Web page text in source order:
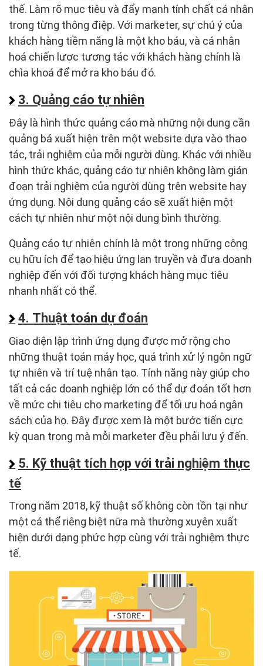
thế. Làm rõ mục tiêu và đẩy mạnh tính chất cá nhân
trong từng thông điệp. Với marketer, sự chú ý của
khách hàng tiềm năng là một kho báu, và cá nhân
hoá chiến lược tương tác với khách hàng chính là
chìa khoá để mở ra kho báu đó.
3. Quảng cáo tự nhiên
Đây là hình thức quảng cáo mà những nội dung cần
quảng bá xuất hiện trên một website dựa vào thao
tác, trải nghiệm của mỗi người dùng. Khác với nhiều
hình thức khác, quảng cáo tự nhiên không làm gián
đoạn trải nghiệm của người dùng trên website hay
ứng dụng. Nội dung quảng cáo sẽ xuất hiện một
cách tự nhiên như một nội dung bình thường.
Quảng cáo tự nhiên chính là một trong những công
cụ hữu ích để tạo hiệu ứng lan truyền và đưa doanh
nghiệp đến với đối tượng khách hàng mục tiêu
nhanh nhất có thể.
4. Thuật toán dự đoán
Giao diện lập trình ứng dụng được mở rộng cho
những thuật toán máy học, quá trình xử lý ngôn ngữ
tự nhiên và trí tuệ nhân tạo. Tính năng này giúp cho
tất cả các doanh nghiệp lớn có thể dự đoán tốt hơn
về mức chi tiêu cho marketing để tối ưu hoá ngân
sách của họ. Đây được xem là một bước tiến cực
kỳ quan trọng mà mỗi marketer đều phải lưu ý đến.
5. Kỹ thuật tích hợp với trải nghiệm thực
tế
Trong năm 2018, kỹ thuật số không còn tồn tại như
một cá thể riêng biệt nữa mà thường xuyên xuất
hiện dưới dạng phức hợp cùng với trải nghiệm thực
tế.